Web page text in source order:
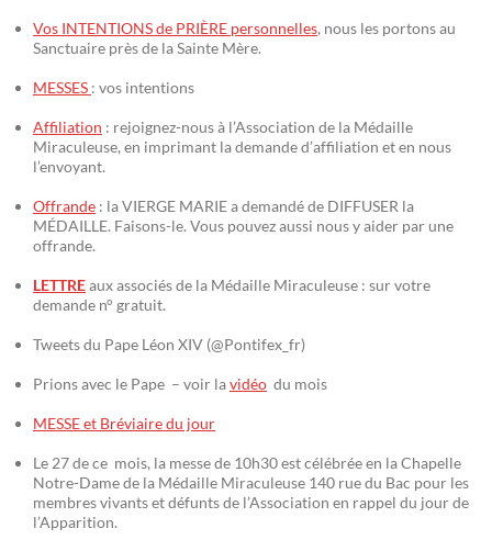
Vos INTENTIONS de PRIÈRE personnelles, nous les portons au
Sanctuaire près de la Sainte Mère.
MESSES : vos intentions
Affiliation : rejoignez-nous à l’Association de la Médaille
Miraculeuse, en imprimant la demande d’affiliation et en nous
l’envoyant.
Offrande : la VIERGE MARIE a demandé de DIFFUSER la
MÉDAILLE. Faisons-le. Vous pouvez aussi nous y aider par une
offrande.
LETTREaux associés de la Médaille Miraculeuse : sur votre
demande n° gratuit.
Tweets du Pape Léon XIV (@Pontifex_fr)
Prions avec le Pape – voir lavidéo du mois
MESSE et Bréviaire du jour
Le 27 de ce mois, la messe de 10h30 est célébrée en la Chapelle
Notre-Dame de la Médaille Miraculeuse 140 rue du Bac pour les
membres vivants et défunts de l’Association en rappel du jour de
l’Apparition.